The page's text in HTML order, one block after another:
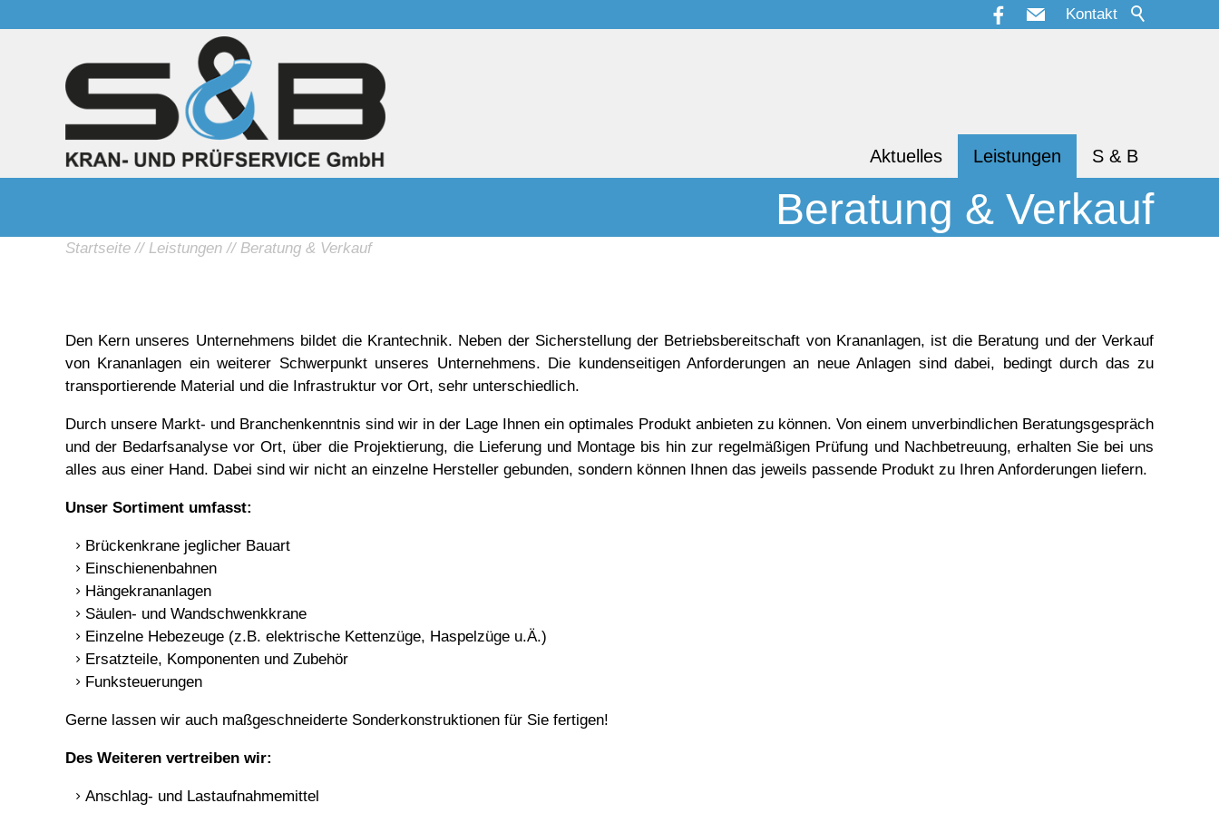
Kontakt
Aktuelles Leistungen S & B
Beratung & Verkauf
Startseite Leistungen Beratung & Verkauf
Den Kern unseres Unternehmens bildet die Krantechnik. Neben der Sicherstellung der Betriebsbereitschaft von Krananlagen, ist die Beratung und der Verkauf
von Krananlagen ein weiterer Schwerpunkt unseres Unternehmens. Die kundenseitigen Anforderungen an neue Anlagen sind dabei, bedingt durch das zu
transportierende Material und die Infrastruktur vor Ort, sehr unterschiedlich.
Durch unsere Markt- und Branchenkenntnis sind wir in der Lage Ihnen ein optimales Produkt anbieten zu können. Von einem unverbindlichen Beratungsgespräch
und der Bedarfsanalyse vor Ort, über die Projektierung, die Lieferung und Montage bis hin zur regelmäßigen Prüfung und Nachbetreuung, erhalten Sie bei uns
alles aus einer Hand. Dabei sind wir nicht an einzelne Hersteller gebunden, sondern können Ihnen das jeweils passende Produkt zu Ihren Anforderungen liefern.
Unser Sortiment umfasst:
Brückenkrane jeglicher Bauart
Einschienenbahnen
Hängekrananlagen
Säulen- und Wandschwenkkrane
Einzelne Hebezeuge (z.B. elektrische Kettenzüge, Haspelzüge u.Ä.)
Ersatzteile, Komponenten und Zubehör
Funksteuerungen
Gerne lassen wir auch maßgeschneiderte Sonderkonstruktionen für Sie fertigen!
Des Weiteren vertreiben wir:
Anschlag- und Lastaufnahmemittel